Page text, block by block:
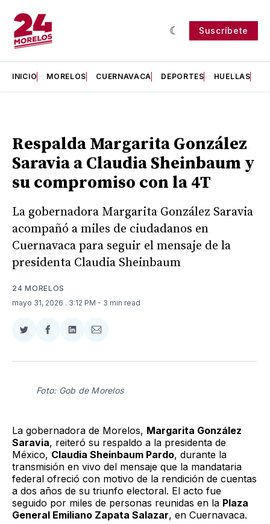
Suscríbete
INICIO MORELOS CUERNAVACA DEPORTES HUELLAS
Respalda Margarita González
Saravia a Claudia Sheinbaum y
su compromiso con la 4T
La gobernadora Margarita González Saravia
acompañó a miles de ciudadanos en
Cuernavaca para seguir el mensaje de la
presidenta Claudia Sheinbaum
24 MORELOS
mayo 31, 2026 . 3:12 PM - 3 min read
Compartir
Twitter
Compartir
Facebook
Compartir
LinkedIn
Compartir
Email
Foto: Gob de Morelos
La gobernadora de Morelos, Margarita González
Saravia, reiteró su respaldo a la presidenta de
México, Claudia Sheinbaum Pardo, durante la
transmisión en vivo del mensaje que la mandataria
federal ofreció con motivo de la rendición de cuentas
a dos años de su triunfo electoral. El acto fue
seguido por miles de personas reunidas en la Plaza
General Emiliano Zapata Salazar, en Cuernavaca.